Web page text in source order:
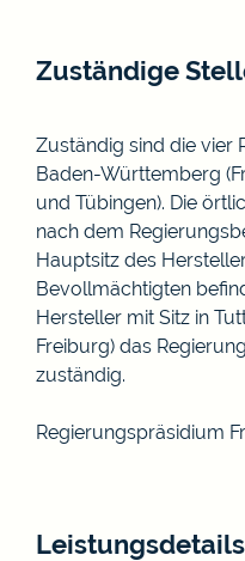
Zuständige
Zuständig sind die vier
Baden-Württemberg
und Tübingen). Die
nach dem
Hauptsitz des
Bevollmächtigten
Hersteller mit Sitz in
Freiburg) das
zuständig.
Regierungspräsidium
Leistungsdetails